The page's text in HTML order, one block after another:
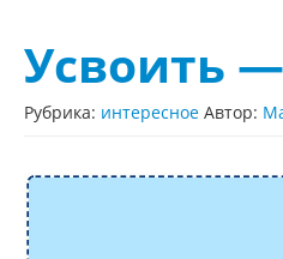
Усвоить
Рубрика: интересное Автор: